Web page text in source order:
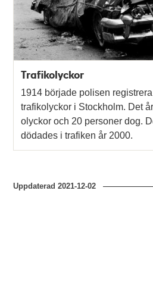
Trafikolyckor
1914 började polisen
trafikolyckor i Stockholm. Det
olyckor och 20 personer dog.
dödades i trafiken år 2000.
Uppdaterad2021-12-02